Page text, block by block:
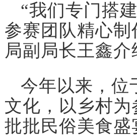
“我们专门搭
参赛团队精心
局副局长王鑫介
今年以来，位
文化，以乡村
批批民俗美食